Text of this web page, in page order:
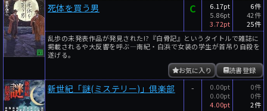
死体を買う男 C
6.17pt
5.86pt
3.72pt
6件
42件
25件
乱歩の未発表作品が発見された!?『白骨記』というタイトルで雑誌に
掲載されるや大反響を呼ぶ―南紀・白浜で女装の学生が首吊り自殺を
遂げる。
読書登録
お気に入り
新世紀「謎(ミステリー)」倶楽部 -
0.00pt
0.00pt
4.00pt
0件
0件
2件